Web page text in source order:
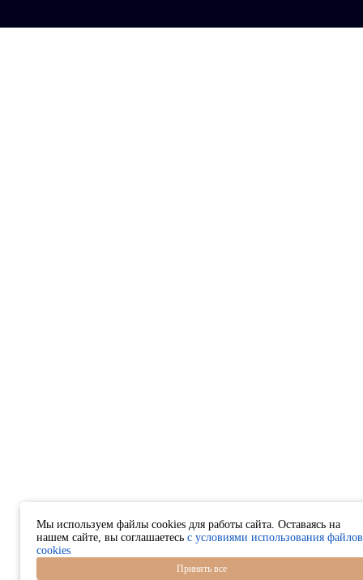
Мы используем файлы cookies для работы сайта. Оставаясь на
нашем сайте, вы соглашаетесь с условиями использования файлов
cookies
Принять все